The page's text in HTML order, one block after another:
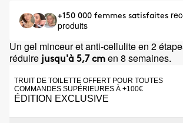
+150 000 femmes satisfaites
produits
Un gel minceur et anti-cellulite en 2
réduire jusqu'à 5,7 cm en 8 semaines.
TRUIT DE TOILETTE OFFERT POUR TOUTES
COMMANDES SUPÉRIEURES À +100€
ÉDITION EXCLUSIVE